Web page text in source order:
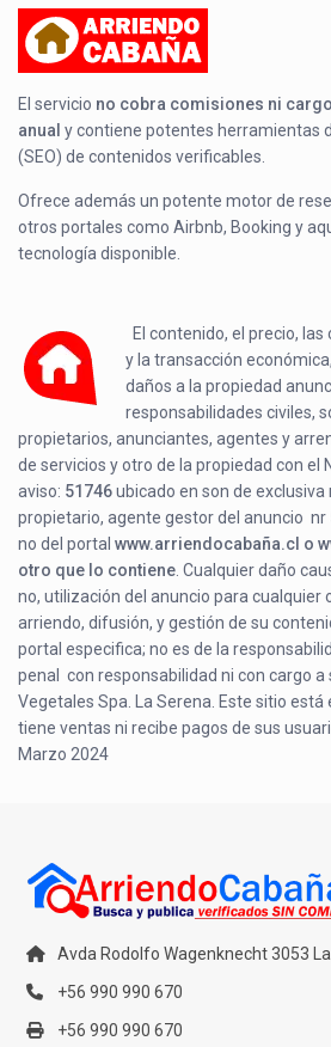
El servicio no cobra comisiones ni
anual y contiene potentes herramientas
(SEO) de contenidos verificables.
Ofrece además un potente motor de
otros portales como Airbnb, Booking y
tecnología disponible.
El contenido, el precio,
y la transacción
daños a la propiedad
responsabilidades civiles,
propietarios, anunciantes, agentes y
de servicios y otro de la propiedad con el
aviso: 51746ubicado enson de exclusiva
propietario, agente gestor del anuncio nr
no del portalwww.arriendocabaña.cl o
otro que lo contiene . Cualquier daño
no, utilización del anuncio para cualquier
arriendo, difusión, y gestión de su
portal especifica; no es de la
penal con responsabilidad ni con cargo a
Vegetales Spa. La Serena. Este sitio está
tiene ventas ni recibe pagos de sus
Marzo 2024
Avda Rodolfo Wagenknecht 3053
+56 990 990 670
+56 990 990 670